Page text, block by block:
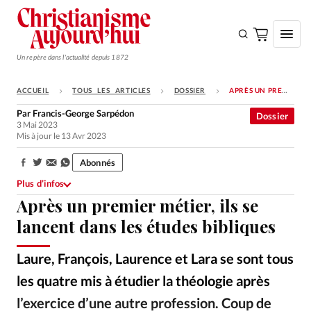
Un repère dans l'actualité depuis 1872
S'ABONNER
Monde
Opinions
Tous les articles
Faire un don
Emploi
Se connecter
ACCUEIL TOUS LES ARTICLES DOSSIER APRÈS UN PREMIER MÉTIER, ILS SE LANCENT DANS LES ÉTUDES BIBLIQUES
Après un premier métier, ils se
lancent dans les études bibliques
Laure, François, Laurence et Lara se sont tous
les quatre mis à étudier la théologie après
l’exercice d’une autre profession. Coup de
Dossier
Par Francis-George Sarpédon
3 Mai 2023
Mis à jour le 13 Avr 2023
Partager:
Abonnés
Plus d’infos